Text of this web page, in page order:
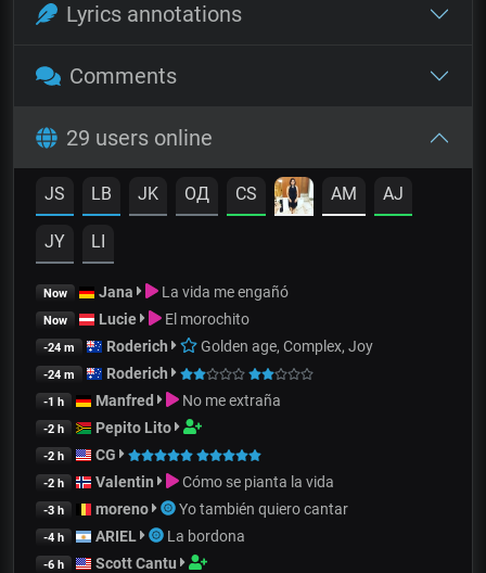
Lyrics annotations
Comments
29 users online
JS LB JK OД CS AM AJ
JY LI
Now Jana La vida me engañó
Now Lucie El morochito
-24 m Roderich Golden age, Complex, Joy
-24 m Roderich
-1 h Manfred No me extraña
-2 h Pepito Lito
-2 h CG
-2 h Valentin Cómo se pianta la vida
-3 h moreno Yo también quiero cantar
-4 h ARIEL La bordona
-6 h Scott Cantu